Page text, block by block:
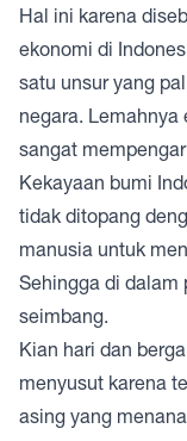
Hal ini karena
ekonomi di
satu unsur yang
negara. Lemahnya
sangat
Kekayaan bumi
tidak ditopang
manusia untuk
Sehingga di dalam
seimbang.
Kian hari dan
menyusut karena
asing yang